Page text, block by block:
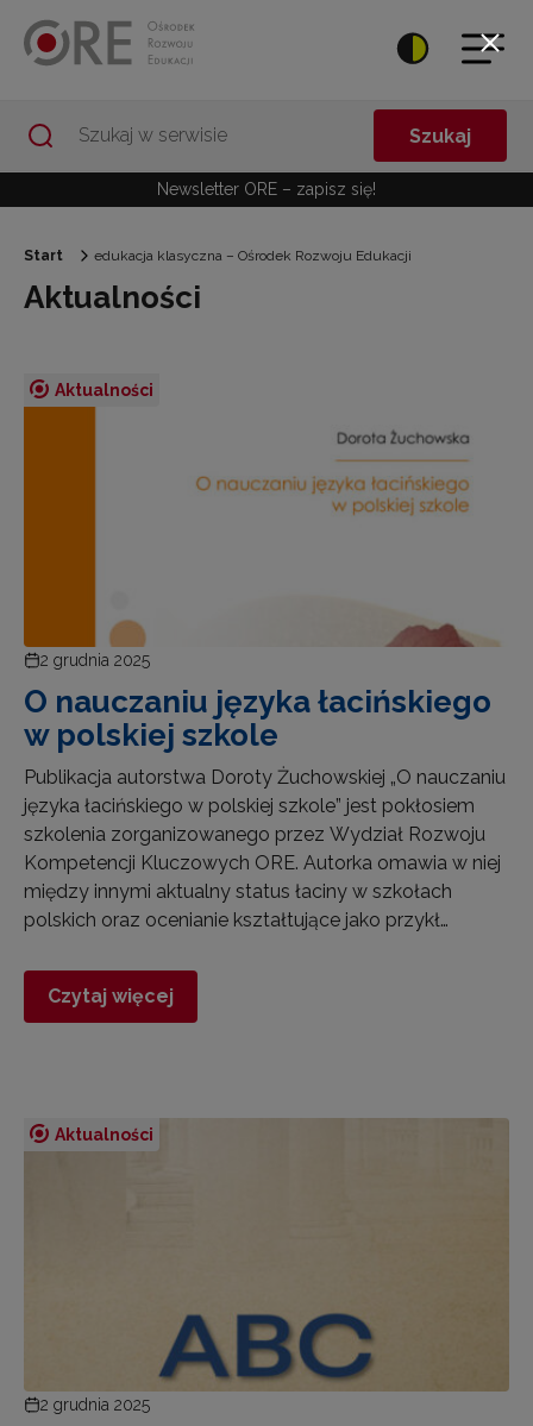
Szukaj
Newsletter ORE – zapisz się!
Start edukacja klasyczna – Ośrodek Rozwoju Edukacji
Aktualności
Aktualności
2 grudnia 2025
O nauczaniu języka łacińskiego
w polskiej szkole
Publikacja autorstwa Doroty Żuchowskiej „O nauczaniu
języka łacińskiego w polskiej szkole” jest pokłosiem
szkolenia zorganizowanego przez Wydział Rozwoju
Kompetencji Kluczowych ORE. Autorka omawia w niej
między innymi aktualny status łaciny w szkołach
polskich oraz ocenianie kształtujące jako przykł…
Czytaj więcej
Aktualności
2 grudnia 2025